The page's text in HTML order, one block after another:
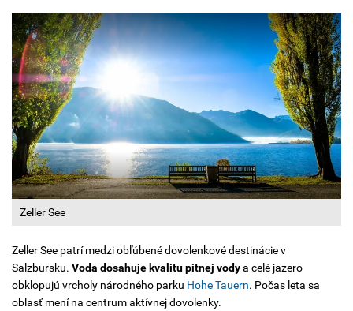
Zeller See
Zeller See patrí medzi obľúbené dovolenkové destinácie v
Salzbursku. Voda dosahuje kvalitu pitnej vodya celé jazero
obklopujú vrcholy národného parku Hohe Tauern. Počas leta sa
oblasť mení na centrum aktívnej dovolenky.